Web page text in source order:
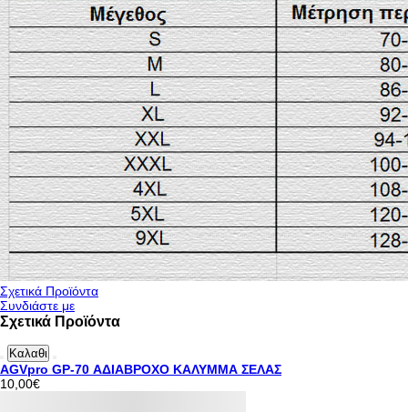
Σχετικά Προϊόντα
Συνδιάστε με
Σχετικά Προϊόντα
Καλαθι
AGVpro GP-70 ΑΔΙΑΒΡΟΧΟ ΚΑΛΥΜΜΑ ΣΕΛΑΣ
10,00€